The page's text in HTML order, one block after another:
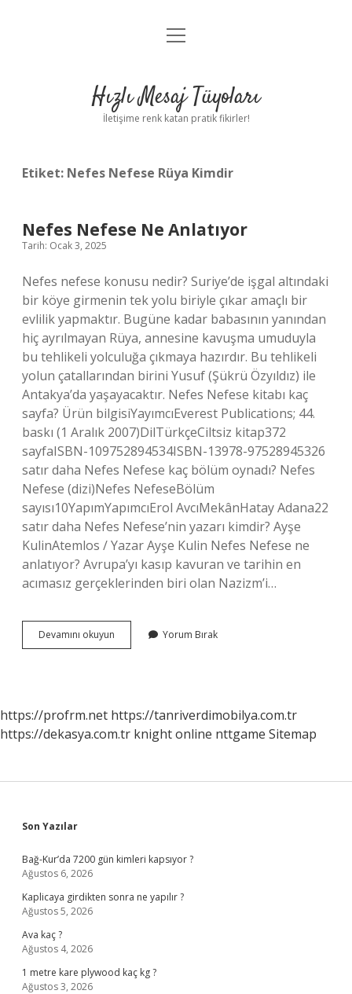
Anasayfa
Yasal Uyarı
menüyü
Hızlı Mesaj Tüyoları
İletişime renk katan pratik fikirler!
Etiket: Nefes Nefese Rüya Kimdir
Nefes Nefese Ne Anlatıyor
Tarih: Ocak 3, 2025
Nefes nefese konusu nedir? Suriye’de işgal altındaki
bir köye girmenin tek yolu biriyle çıkar amaçlı bir
evlilik yapmaktır. Bugüne kadar babasının yanından
hiç ayrılmayan Rüya, annesine kavuşma umuduyla
bu tehlikeli yolculuğa çıkmaya hazırdır. Bu tehlikeli
yolun çatallarından birini Yusuf (Şükrü Özyıldız) ile
Antakya’da yaşayacaktır. Nefes Nefese kitabı kaç
sayfa? Ürün bilgisiYayımcıEverest Publications; 44.
baskı (1 Aralık 2007)DilTürkçeCiltsiz kitap372
sayfaISBN-109752894534ISBN-13978-97528945326
satır daha Nefes Nefese kaç bölüm oynadı? Nefes
Nefese (dizi)Nefes NefeseBölüm
sayısı10YapımYapımcıErol AvcıMekânHatay Adana22
satır daha Nefes Nefese’nin yazarı kimdir? Ayşe
KulinAtemlos / Yazar Ayşe Kulin Nefes Nefese ne
anlatıyor? Avrupa’yı kasıp kavuran ve tarihin en
acımasız gerçeklerinden biri olan Nazizm’i…
Devamını okuyun
Nefese
Yorum Bırak
https://profrm.net https://tanriverdimobilya.com.tr
https://dekasya.com.tr knight online nttgame Sitemap
Sidebar
Son Yazılar
Bağ-Kur’da 7200 gün kimleri kapsıyor ?
Ağustos 6, 2026
Kaplicaya girdikten sonra ne yapılır ?
Ağustos 5, 2026
Ava kaç ?
Ağustos 4, 2026
1 metre kare plywood kaç kg ?
Ağustos 3, 2026